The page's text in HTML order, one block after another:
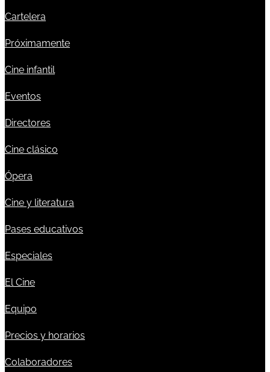
Cartelera
Próximamente
Cine infantil
Eventos
Directores
Cine clásico
Ópera
Cine y literatura
Pases educativos
Especiales
El Cine
Equipo
Precios y horarios
Colaboradores